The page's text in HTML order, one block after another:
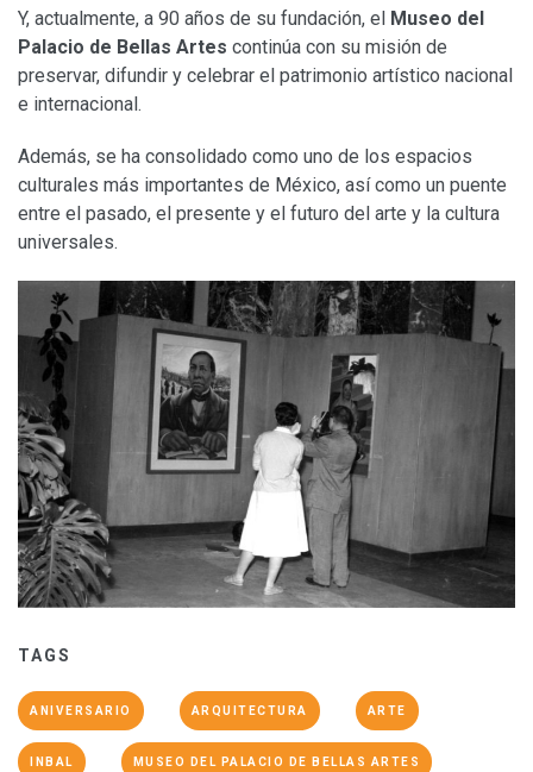
Y, actualmente, a 90 años de su fundación, el Museo del
Palacio de Bellas Artes continúa con su misión de
preservar, difundir y celebrar el patrimonio artístico nacional
e internacional.
Además, se ha consolidado como uno de los espacios
culturales más importantes de México, así como un puente
entre el pasado, el presente y el futuro del arte y la cultura
universales.
TAGS
ANIVERSARIO ARQUITECTURA ARTE
INBAL MUSEO DEL PALACIO DE BELLAS ARTES